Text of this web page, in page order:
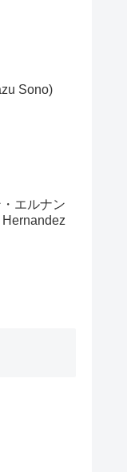
Sono)
エルナン